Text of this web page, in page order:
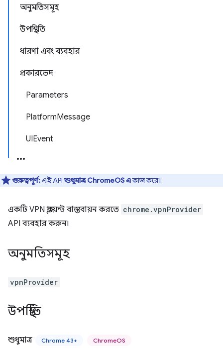
অনুমতিসমূহ
উপস্থিতি
ধারণা এবং ব্যবহার
প্রকারভেদ
Parameters
PlatformMessage
UIEvent
গুরুত্বপূর্ণ:এই API শুধুমাত্র ChromeOS একাজ করে।
একটি VPN ক্লায়েন্ট বাস্তবায়ন করতে chrome.vpnProvider
API ব্যবহার করুন।
অনুমতিসমূহ
vpnProvider
উপস্থিতি
শুধুমাত্র Chrome 43+ ChromeOS